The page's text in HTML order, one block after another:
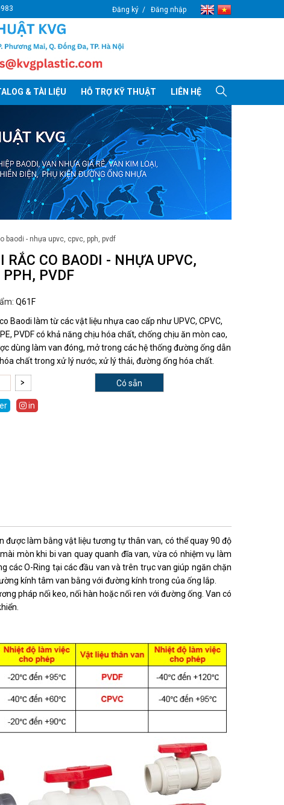
Đăng ký Đăng nhập
& TÀI LIỆU HỖ TRỢ KỸ THUẬT LIÊN HỆ
baodi - nhựa upvc, cpvc, pph, pvdf
RẮC CO BAODI - NHỰA UPVC,
PPH, PVDF
Q61F
Baodi làm từ các vật liệu nhựa cao cấp như UPVC, CPVC,
PVDF có khả năng chịu hóa chất, chống chịu ăn mòn cao,
dùng làm van đóng, mở trong các hệ thống đường ống dẫn
chất trong xử lý nước, xử lý thải, đường ống hóa chất.
Có sẵn
in
được làm bằng vật liệu tương tự thân van, có thể quay 90 độ
mòn khi bi van quay quanh đĩa van, vừa có nhiệm vụ làm
các O-Ring tại các đầu van và trên trục van giúp ngăn chặn
kính tâm van bằng với đường kính trong của ống lắp.
pháp nối keo, nối hàn hoặc nối ren với đường ống. Van có